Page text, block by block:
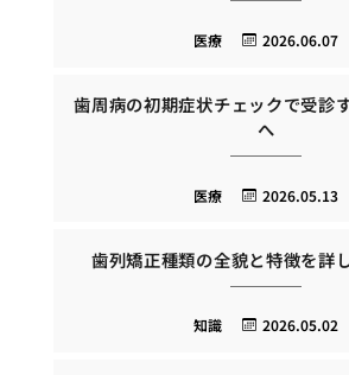
2026.06.07
医療
歯周病の初期症状チェックで受診
へ
2026.05.13
医療
歯列矯正種類の全貌と特徴を詳
2026.05.02
知識